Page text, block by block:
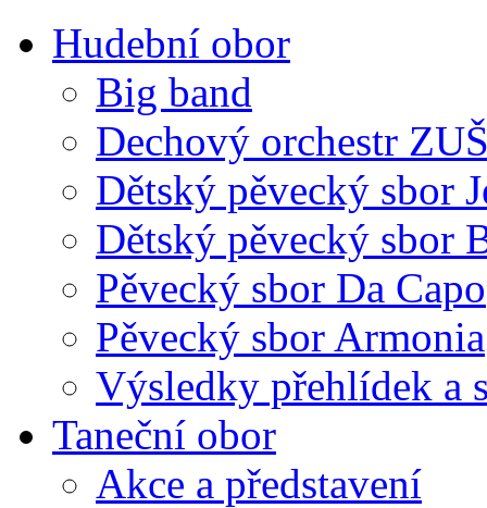
Hudební obor
Big band
Dechový orchestr
Dětský pěvecký sbor
Dětský pěvecký sbor
Pěvecký sbor Da Capo
Pěvecký sbor Armonia
Výsledky přehlídek a
Taneční obor
Akce a představení